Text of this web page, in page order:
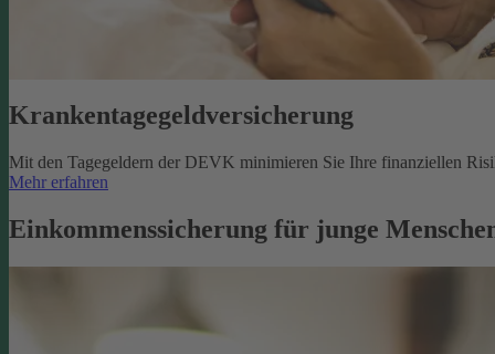
Krankentagegeldversicherung
Mit den Tagegeldern der DEVK minimieren Sie Ihre finanziellen
Mehr erfahren
Einkommenssicherung für junge